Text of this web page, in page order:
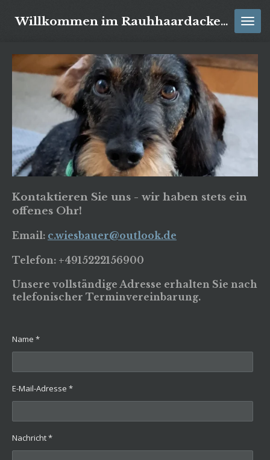
Hauptinhalt
Willkommen im Rauhhaardackel Zwinger vom Kistenblick
Kontaktieren Sie uns - wir haben stets ein
offenes Ohr!
Email: c.wiesbauer@outlook.de
Telefon: +4915222156900
Unsere vollständige Adresse erhalten Sie nach
telefonischer Terminvereinbarung.
Name *
E-Mail-Adresse *
Nachricht *